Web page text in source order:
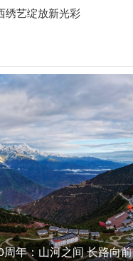
绣艺绽放新光彩
年：山河之间 长路向前